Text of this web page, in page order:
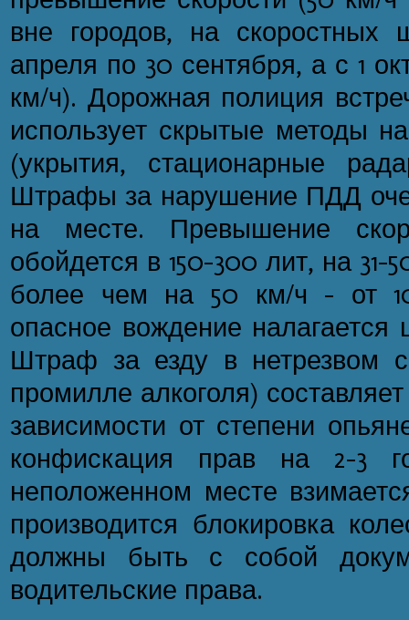
вне городов, на
апреля по 30 сентября, а с 1
км/ч). Дорожная полиция
использует скрытые методы
(укрытия, стационарные
Штрафы за нарушение ПДД
на месте. Превышение
обойдется в 150-300 лит, на
более чем на 50 км/ч - от
опасное вождение
Штраф за езду в нетрезвом
промилле алкоголя)
зависимости от степени
конфискация прав на 2-3
неположенном месте
производится блокировка
должны быть с собой
водительские права.